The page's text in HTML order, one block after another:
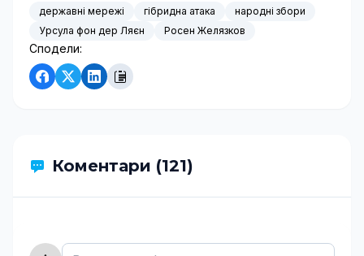
державні мережі гібридна атака
народні збори
Урсула фон дер Ляєн
Росен Желязков
Сподели:
Коментари (121)